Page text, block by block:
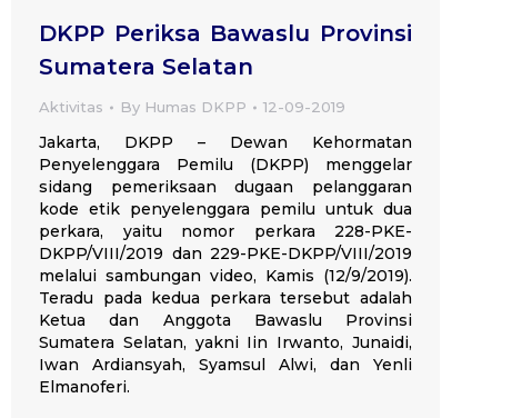
DKPP Periksa Bawaslu Provinsi
Sumatera Selatan
Aktivitas By Humas DKPP 12-09-2019
Jakarta, DKPP – Dewan Kehormatan
Penyelenggara Pemilu (DKPP) menggelar
sidang pemeriksaan dugaan pelanggaran
kode etik penyelenggara pemilu untuk dua
perkara, yaitu nomor perkara 228-PKE-
DKPP/VIII/2019 dan 229-PKE-DKPP/VIII/2019
melalui sambungan video, Kamis (12/9/2019).
Teradu pada kedua perkara tersebut adalah
Ketua dan Anggota Bawaslu Provinsi
Sumatera Selatan, yakni Iin Irwanto, Junaidi,
Iwan Ardiansyah, Syamsul Alwi, dan Yenli
Elmanoferi.